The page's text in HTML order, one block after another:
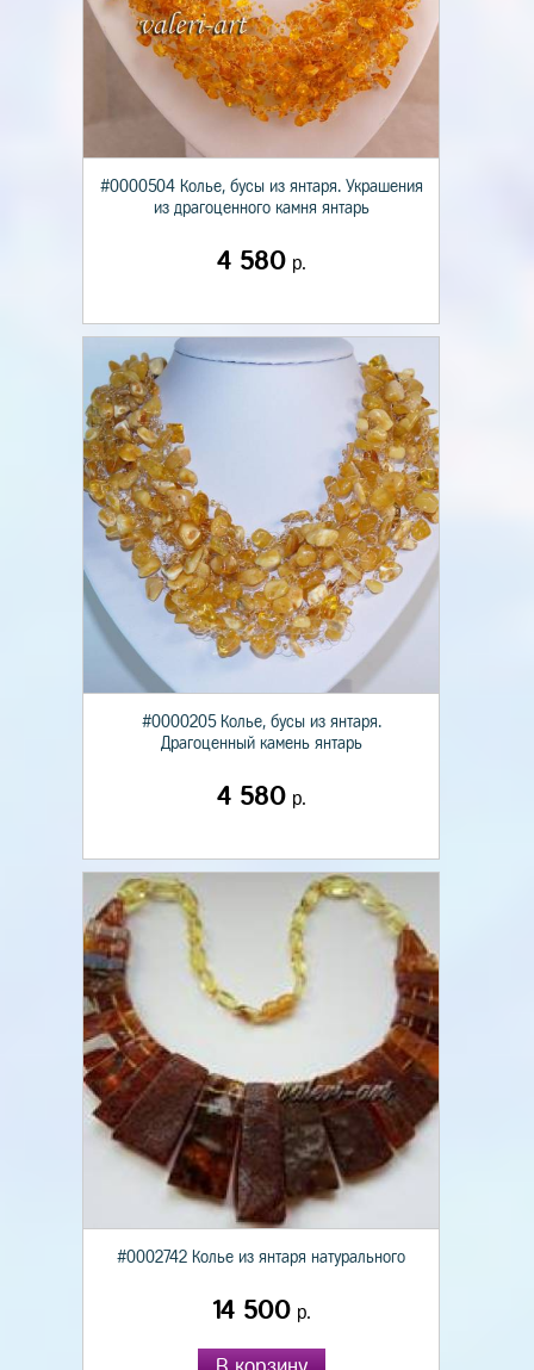
#0000504 Колье, бусы из янтаря. Украшения
из драгоценного камня янтарь
4 580р.
#0000205 Колье, бусы из янтаря.
Драгоценный камень янтарь
4 580р.
#0002742 Колье из янтаря натурального
14 500р.